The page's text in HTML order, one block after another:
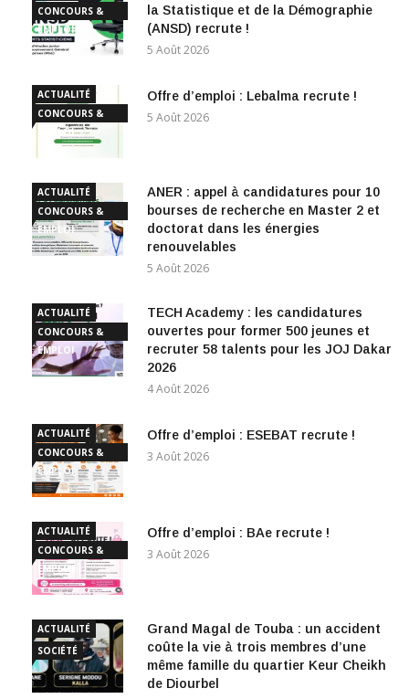
CONCOURS &
EMPLOI
la Statistique et de la Démographie
(ANSD) recrute !
5 Août 2026
ACTUALITÉ
CONCOURS &
EMPLOI
Offre d’emploi : Lebalma recrute !
5 Août 2026
ACTUALITÉ
CONCOURS &
EMPLOI
ANER : appel à candidatures pour 10
bourses de recherche en Master 2 et
doctorat dans les énergies
renouvelables
5 Août 2026
ACTUALITÉ
CONCOURS &
EMPLOI
TECH Academy : les candidatures
ouvertes pour former 500 jeunes et
recruter 58 talents pour les JOJ Dakar
2026
4 Août 2026
ACTUALITÉ
CONCOURS &
EMPLOI
Offre d’emploi : ESEBAT recrute !
3 Août 2026
ACTUALITÉ
CONCOURS &
EMPLOI
Offre d’emploi : BAe recrute !
3 Août 2026
ACTUALITÉ
SOCIÉTÉ
Grand Magal de Touba : un accident
coûte la vie à trois membres d’une
même famille du quartier Keur Cheikh
de Diourbel